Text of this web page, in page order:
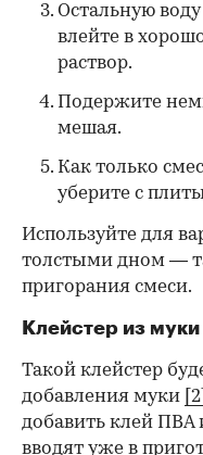
Остальную
влейте в
раствор.
Подержите
мешая.
Как только
уберите с
Используйте для
толстыми дном —
пригорания смеси.
Клейстер из
Такой клейстер
добавления муки [2]
добавить клей
вводят уже в